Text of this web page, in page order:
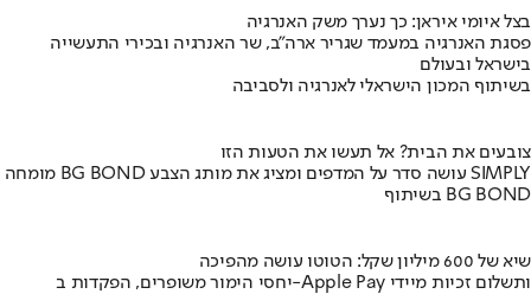
בצל איומי איראן: כך נערך משק האנרגיה
פסגת האנרגיה במעמד שגריר ארה"ב, שר האנרגיה ובכירי התעשייה
בישראל ובעולם
בשיתוף המכון הישראלי לאנרגיה ולסביבה
צובעים את הבית? אל תעשו את הטעות הזו
מומחה BG BOND עושה סדר על המדפים ומציג את מותג הצבע SIMPLY
בשיתוף BG BOND
שיא של 600 מיליון שקל: הטוטו עושה מהפיכה
יחסי הימור משופרים, הפקדות ב-Apple Pay ותשלום זכיות מיידי